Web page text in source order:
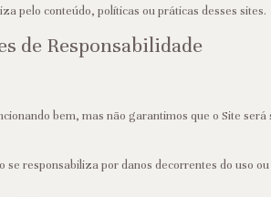
pelo conteúdo, políticas ou práticas desses sites.
de Responsabilidade
bem, mas não garantimos que o Site
se responsabiliza por danos decorrentes do uso